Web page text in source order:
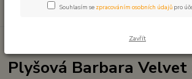
PLYŠOVÉ A TEXTILNÍ HRAČKY
Plyšová Barbara Velvet
Souhlasím se zpracováním osobních údajů pro
Zavřít